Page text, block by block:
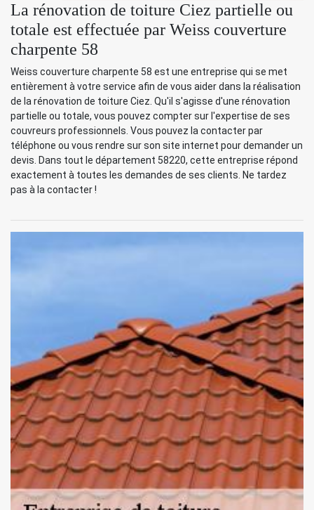
La rénovation de toiture Ciez partielle ou
totale est effectuée par Weiss couverture
charpente 58
Weiss couverture charpente 58 est une entreprise qui se met
entièrement à votre service afin de vous aider dans la réalisation
de la rénovation de toiture Ciez. Qu'il s'agisse d'une rénovation
partielle ou totale, vous pouvez compter sur l'expertise de ses
couvreurs professionnels. Vous pouvez la contacter par
téléphone ou vous rendre sur son site internet pour demander un
devis. Dans tout le département 58220, cette entreprise répond
exactement à toutes les demandes de ses clients. Ne tardez
pas à la contacter !